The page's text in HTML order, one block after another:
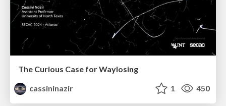
The Curious Case for Waylosing
cassininazir
1 450